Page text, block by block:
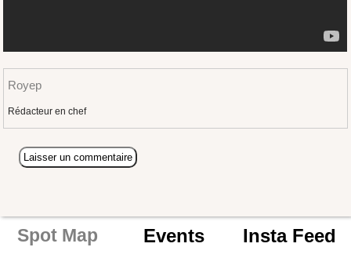
Royep
Rédacteur en chef
Spot Map Events Insta Feed